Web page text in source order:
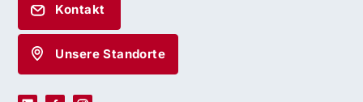
Kontakt
Unsere Standorte